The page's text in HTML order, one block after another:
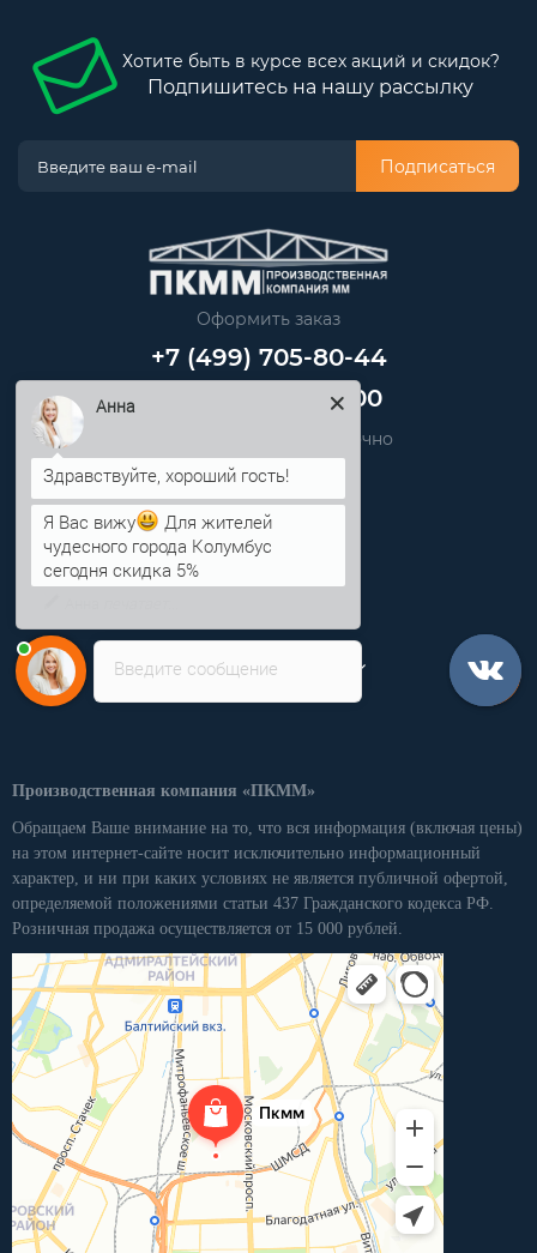
Хотите быть в курсе всех акций и скидок?
Подпишитесь на нашу рассылку
Подписаться
Оформить заказ
+7 (499) 705-80-44
+7 (812) 389-48-00
Звоните нам круглосуточно
info@pkmm.ru
Информация
Личный кабинет
Производственная компания «ПКММ»
Обращаем Ваше внимание на то, что вся информация (включая цены)
на этом интернет-сайте носит исключительно информационный
характер, и ни при каких условиях не является публичной офертой,
определяемой положениями статьи 437 Гражданского кодекса РФ.
Розничная продажа осуществляется от 15 000 рублей.
Введите сообщение
Здравствуйте, хороший гость!
Я Вас вижу
Для жителей
чудесного города Колумбус
сегодня скидка 5%